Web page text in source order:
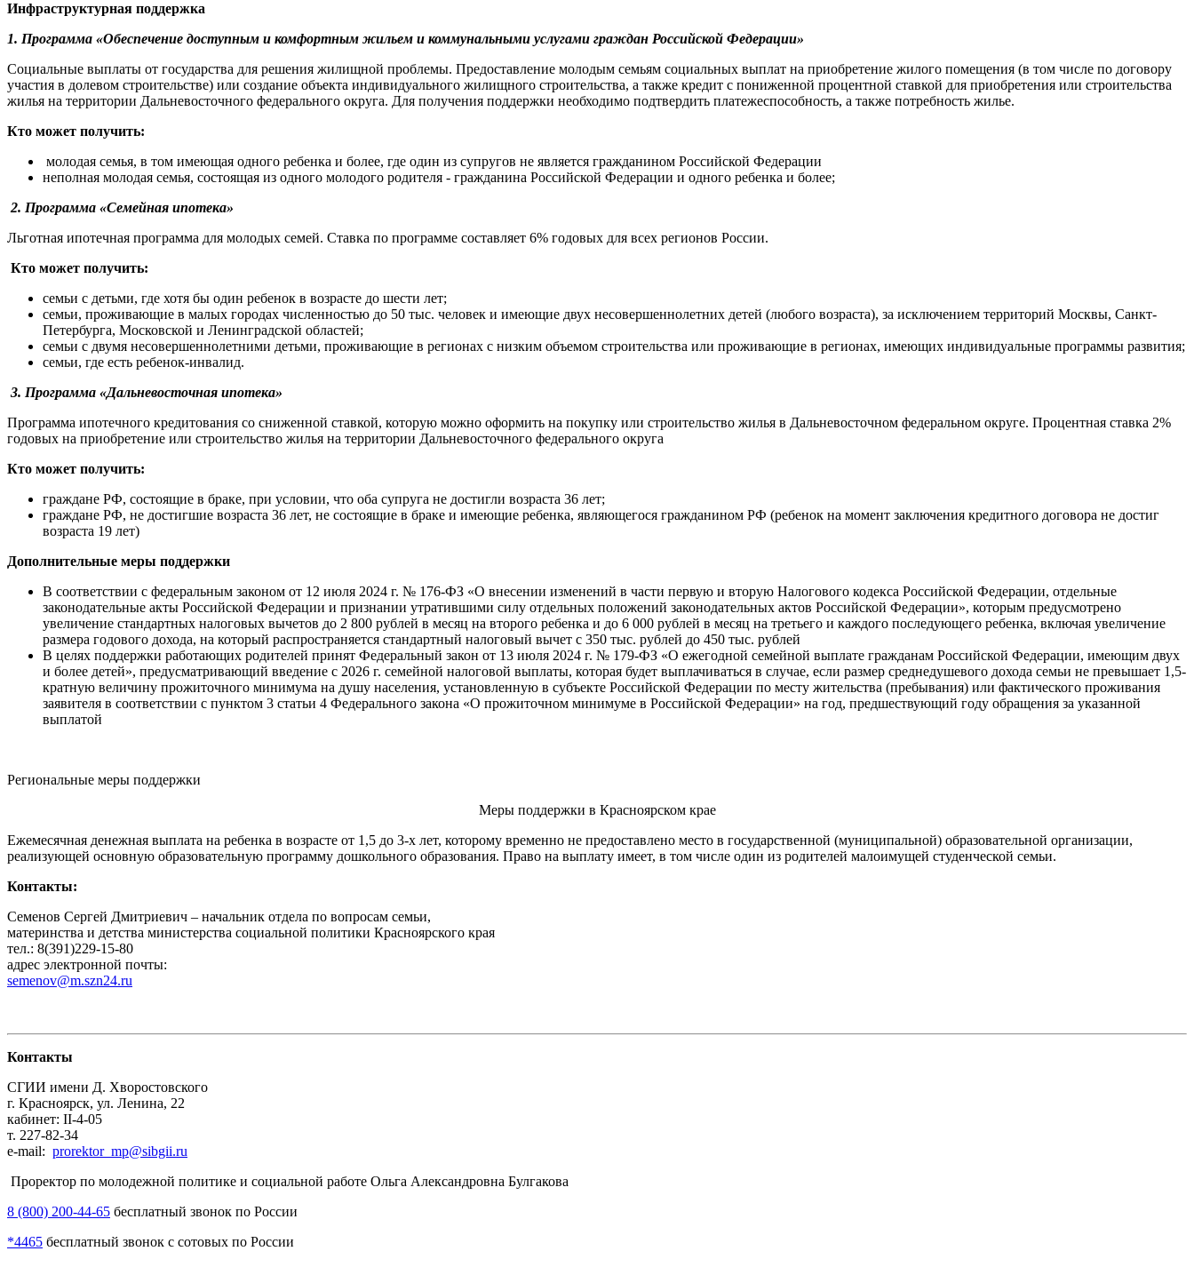
Инфраструктурная поддержка
1. Программа «Обеспечение доступным и комфортным жильем и коммунальными услугами граждан Российской Федерации»
Социальные выплаты от государства для решения жилищной проблемы. Предоставление молодым семьям социальных выплат на приобретение жилого помещения (в том числе по договору
участия в долевом строительстве) или создание объекта индивидуального жилищного строительства, а также кредит с пониженной процентной ставкой для приобретения или строительства
жилья на территории Дальневосточного федерального округа. Для получения поддержки необходимо подтвердить платежеспособность, а также потребность жилье.
Кто может получить:
молодая семья, в том имеющая одного ребенка и более, где один из супругов не является гражданином Российской Федерации
неполная молодая семья, состоящая из одного молодого родителя - гражданина Российской Федерации и одного ребенка и более;
2. Программа «Семейная ипотека»
Льготная ипотечная программа для молодых семей. Ставка по программе составляет 6% годовых для всех регионов России.
Кто может получить:
семьи с детьми, где хотя бы один ребенок в возрасте до шести лет;
семьи, проживающие в малых городах численностью до 50 тыс. человек и имеющие двух несовершеннолетних детей (любого возраста), за исключением территорий Москвы, Санкт-
Петербурга, Московской и Ленинградской областей;
семьи с двумя несовершеннолетними детьми, проживающие в регионах с низким объемом строительства или проживающие в регионах, имеющих индивидуальные программы развития;
семьи, где есть ребенок-инвалид.
3. Программа «Дальневосточная ипотека»
Программа ипотечного кредитования со сниженной ставкой, которую можно оформить на покупку или строительство жилья в Дальневосточном федеральном округе. Процентная ставка 2%
годовых на приобретение или строительство жилья на территории Дальневосточного федерального округа
Кто может получить:
граждане РФ, состоящие в браке, при условии, что оба супруга не достигли возраста 36 лет;
граждане РФ, не достигшие возраста 36 лет, не состоящие в браке и имеющие ребенка, являющегося гражданином РФ (ребенок на момент заключения кредитного договора не достиг
возраста 19 лет)
Дополнительные меры поддержки
В соответствии с федеральным законом от 12 июля 2024 г. № 176-ФЗ «О внесении изменений в части первую и вторую Налогового кодекса Российской Федерации, отдельные
законодательные акты Российской Федерации и признании утратившими силу отдельных положений законодательных актов Российской Федерации», которым предусмотрено
увеличение стандартных налоговых вычетов до 2 800 рублей в месяц на второго ребенка и до 6 000 рублей в месяц на третьего и каждого последующего ребенка, включая увеличение
размера годового дохода, на который распространяется стандартный налоговый вычет с 350 тыс. рублей до 450 тыс. рублей
В целях поддержки работающих родителей принят Федеральный закон от 13 июля 2024 г. № 179-ФЗ «О ежегодной семейной выплате гражданам Российской Федерации, имеющим двух
и более детей», предусматривающий введение с 2026 г. семейной налоговой выплаты, которая будет выплачиваться в случае, если размер среднедушевого дохода семьи не превышает 1,5-
кратную величину прожиточного минимума на душу населения, установленную в субъекте Российской Федерации по месту жительства (пребывания) или фактического проживания
заявителя в соответствии с пунктом 3 статьи 4 Федерального закона «О прожиточном минимуме в Российской Федерации» на год, предшествующий году обращения за указанной
выплатой
Региональные меры поддержки
Меры поддержки в Красноярском крае
Ежемесячная денежная выплата на ребенка в возрасте от 1,5 до 3-х лет, которому временно не предоставлено место в государственной (муниципальной) образовательной организации,
реализующей основную образовательную программу дошкольного образования. Право на выплату имеет, в том числе один из родителей малоимущей студенческой семьи.
Контакты:
Семенов Сергей Дмитриевич – начальник отдела по вопросам семьи,
материнства и детства министерства социальной политики Красноярского края
тел.: 8(391)229-15-80
адрес электронной почты:
semenov@m.szn24.ru
Контакты
СГИИ имени Д. Хворостовского
г. Красноярск, ул. Ленина, 22
кабинет: II-4-05
т. 227-82-34
e-mail: prorektor_mp@sibgii.ru
Проректор по молодежной политике и социальной работе Ольга Александровна Булгакова
8 (800) 200-44-65 бесплатный звонок по России
*4465 бесплатный звонок с сотовых по России